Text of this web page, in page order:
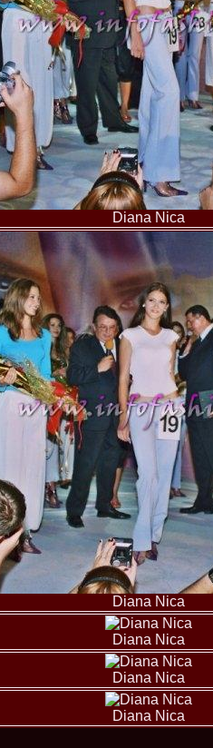
Diana Nica
Diana Nica
Diana Nica
Diana Nica
Diana Nica